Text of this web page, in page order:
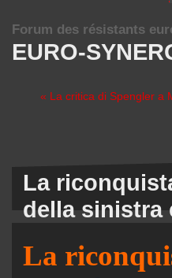
EURO-
Forum des résistants
« La critica di Spengler a
La
della sinistra
La